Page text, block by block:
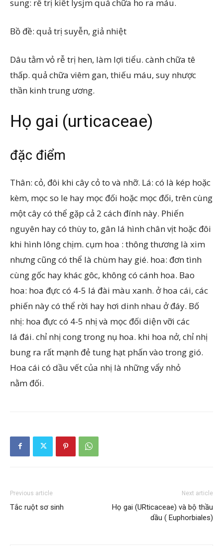
sung: rễ trị kiết lysjm quả chữa ho ra máu.
Bồ đề: quả trị suyễn, giả nhiệt
Dâu tằm vỏ rễ trị hen, làm lợi tiểu. cành chữa tê
thấp. quả chữa viêm gan, thiếu máu, suy nhược
thần kinh trung ương.
Họ gai (urticaceae)
đặc điểm
Thân: cỏ, đôi khi cây cỏ to và nhỡ. Lá: có là kép hoặc
kèm, mọc so le hay mọc đối hoặc mọc đối, trên cùng
một cây có thể gặp cả 2 cách đính này. Phiến
nguyên hay có thùy to, gân lá hình chân vịt hoặc đôi
khi hình lông chịm. cụm hoa : thông thương là xim
nhưng cũng có thể là chùm hay gié. hoa: đơn tình
cùng gốc hay khác gôc, không có cánh hoa. Bao
hoa: hoa đực có 4-5 lá đài màu xanh. ở hoa cái, các
phiến này có thể rời hay hơi dinh nhau ở đáy. Bố
nhị: hoa đực có 4-5 nhị và mọc đối diện vỡi các
lá đái. chỉ nhị cong trong nụ hoa. khi hoa nở, chỉ nhị
bung ra rất mạnh đẻ tung hạt phấn vào trong gió.
Hoa cái có dầu vết của nhị là những vẩy nhỏ
nằm đối.
Previous article
Tắc ruột sơ sinh
Next article
Họ gai (URticaceae) và bộ thầu
dầu ( Euphorbiales)